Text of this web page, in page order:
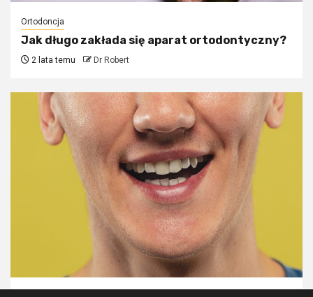
Ortodoncja
Jak długo zakłada się aparat ortodontyczny?
2 lata temu Dr Robert